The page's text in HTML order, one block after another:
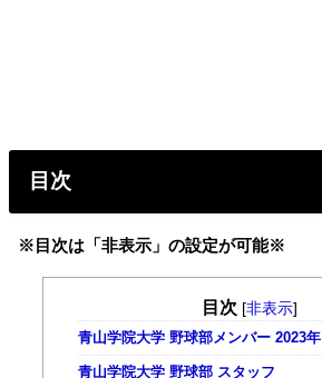
目次
※目次は「非表示」の設定が可能※
目次 [非表示]
青山学院大学 野球部メンバー 2023年
青山学院大学 野球部 スタッフ